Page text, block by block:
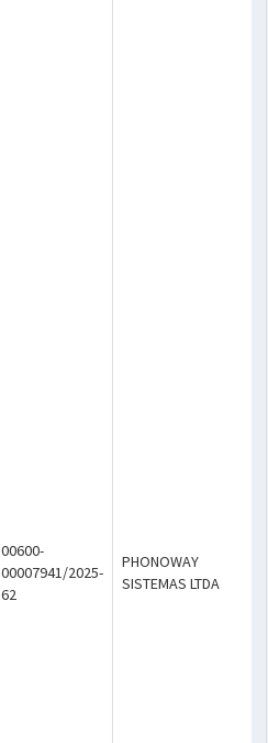
00600-
00007941/2025-
62
PHONOWAY
SISTEMAS LTDA